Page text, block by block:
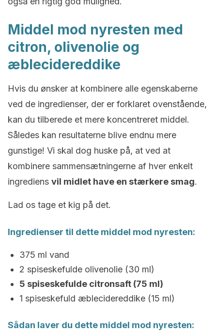
Middel mod nyresten med
citron, olivenolie og
æblecidereddike
Hvis du ønsker at kombinere alle egenskaberne
ved de ingredienser, der er forklaret ovenstående,
kan du tilberede et mere koncentreret middel.
Således kan resultaterne blive endnu mere
gunstige! Vi skal dog huske på, at ved at
kombinere sammensætningerne af hver enkelt
ingrediens vil midlet have en stærkere smag.
Lad os tage et kig på det.
Ingredienser til dette middel mod nyresten:
375 ml vand
2 spiseskefulde olivenolie (30 ml)
5 spiseskefulde citronsaft (75 ml)
1 spiseskefuld æblecidereddike (15 ml)
Sådan laver du dette middel mod nyresten: